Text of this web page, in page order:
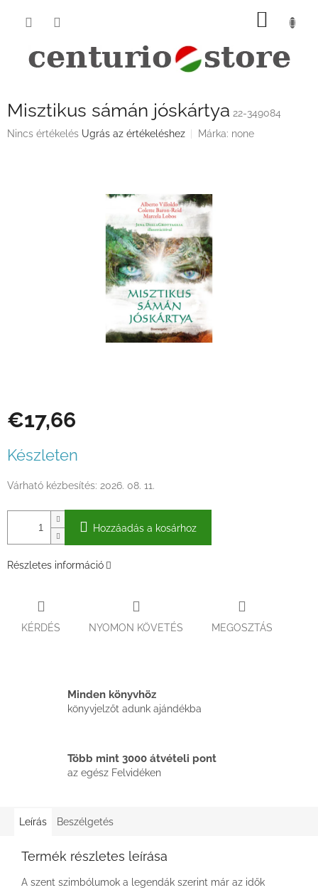
KOSÁR
Misztikus sámán jóskártya 22-349084
A
Nincs értékelés Ugrás az értékeléshez Márka: none
€17,66
Készleten
Várható kézbesítés: 2026. 08. 11.
Hozzáadás a kosárhoz
Részletes információ
KÉRDÉS NYOMON KÖVETÉS MEGOSZTÁS
Minden könyvhöz
könyvjelzőt adunk ajándékba
Több mint 3000 átvételi pont
az egész Felvidéken
Leírás Beszélgetés
Termék részletes leírása
A szent szimbólumok a legendák szerint már az idők